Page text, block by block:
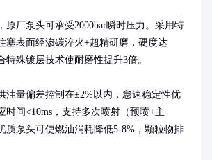
原厂泵头可承受2000bar瞬时压力。采用特
塞表面经渗碳淬火+超精研磨，硬度达
特殊镀层技术使耐磨性提升3倍。
油量偏差控制在±2%以内，怠速稳定性优
时间<10ms，支持多次喷射（预喷+主
质泵头可使燃油消耗降低5-8%，颗粒物排